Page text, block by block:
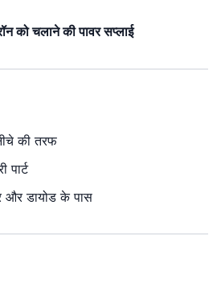
चलाने की पावर सप्लाई
की तरफ
पार्ट
और डायोड के पास